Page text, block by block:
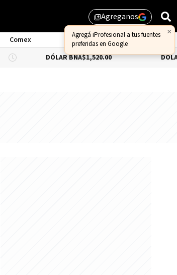
library_addAgreganos
×
Agregá iProfesional a tus fuentes
preferidas en Google
Comex
DÓLAR BNA$1,520.00 DÓLAR BLUE-